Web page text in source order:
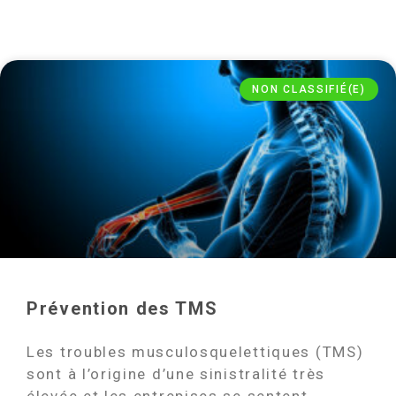
NON CLASSIFIÉ(E)
Prévention des TMS
Les troubles musculosquelettiques (TMS)
sont à l’origine d’une sinistralité très